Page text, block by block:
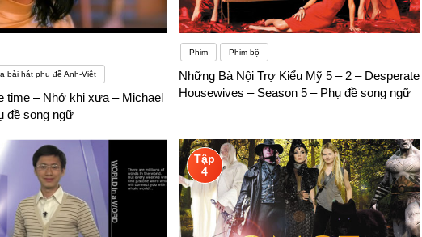
bài hát phụ đề Anh-Việt
time – Nhớ khi xưa – Michael
đề song ngữ
Phim Phim bộ
Những Bà Nội Trợ Kiểu Mỹ 5 – 2 – Desperate
Housewives – Season 5 – Phụ đề song ngữ
Tập
4